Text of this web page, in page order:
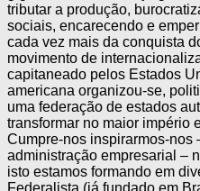
tributar a produção,
sociais, encarecendo e
cada vez mais da conquista
movimento de
capitaneado pelos Estados
americana organizou-se,
uma federação de estados
transformar no maior império
Cumpre-nos inspirarmos-nos
administração empresarial –
isto estamos formando em